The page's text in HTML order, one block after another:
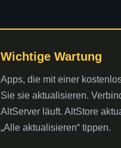
Wichtige Wartung
Apps, die mit einer
Sie sie aktualisieren.
AltServer läuft. AltStore
„Alle aktualisieren“ tippen.